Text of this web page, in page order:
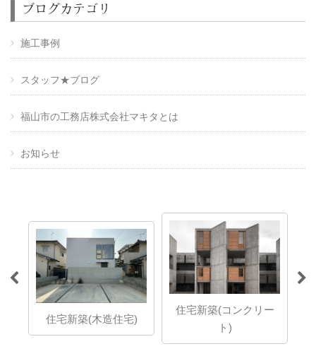
ブログカテゴリ
施工事例
スタッフ★ブログ
福山市の工務店株式会社マキタとは
お知らせ
ト)
店舗新築